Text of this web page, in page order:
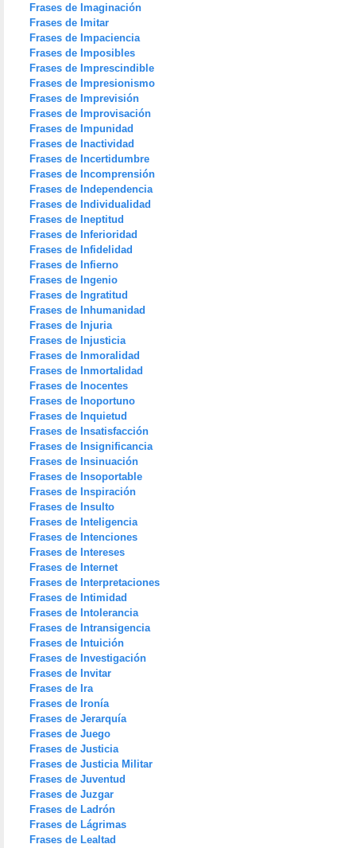
Frases de Imaginación
Frases de Imitar
Frases de Impaciencia
Frases de Imposibles
Frases de Imprescindible
Frases de Impresionismo
Frases de Imprevisión
Frases de Improvisación
Frases de Impunidad
Frases de Inactividad
Frases de Incertidumbre
Frases de Incomprensión
Frases de Independencia
Frases de Individualidad
Frases de Ineptitud
Frases de Inferioridad
Frases de Infidelidad
Frases de Infierno
Frases de Ingenio
Frases de Ingratitud
Frases de Inhumanidad
Frases de Injuria
Frases de Injusticia
Frases de Inmoralidad
Frases de Inmortalidad
Frases de Inocentes
Frases de Inoportuno
Frases de Inquietud
Frases de Insatisfacción
Frases de Insignificancia
Frases de Insinuación
Frases de Insoportable
Frases de Inspiración
Frases de Insulto
Frases de Inteligencia
Frases de Intenciones
Frases de Intereses
Frases de Internet
Frases de Interpretaciones
Frases de Intimidad
Frases de Intolerancia
Frases de Intransigencia
Frases de Intuición
Frases de Investigación
Frases de Invitar
Frases de Ira
Frases de Ironía
Frases de Jerarquía
Frases de Juego
Frases de Justicia
Frases de Justicia Militar
Frases de Juventud
Frases de Juzgar
Frases de Ladrón
Frases de Lágrimas
Frases de Lealtad